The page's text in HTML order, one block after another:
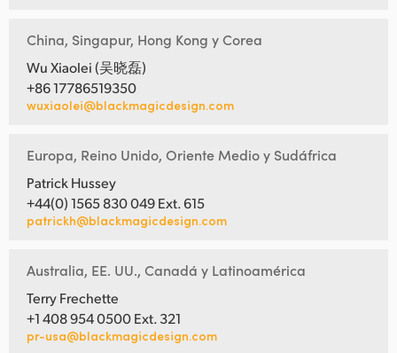
China, Singapur, Hong Kong y Corea
Wu Xiaolei (吴晓磊)
+86 17786519350
wuxiaolei@blackmagicdesign.com
Europa, Reino Unido, Oriente Medio y Sudáfrica
Patrick Hussey
+44(0) 1565 830 049 Ext. 615
patrickh@blackmagicdesign.com
Australia, EE. UU., Canadá y Latinoamérica
Terry Frechette
+1 408 954 0500 Ext. 321
pr-usa@blackmagicdesign.com